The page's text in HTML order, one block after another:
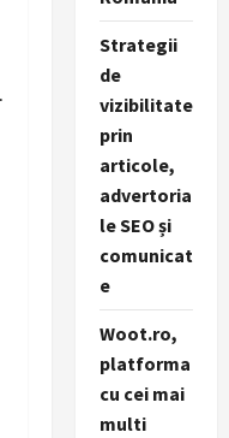
Strategii
de
vizibilitate
prin
articole,
advertoria
le SEO și
comunicat
e
Woot.ro,
platforma
cu cei mai
multi